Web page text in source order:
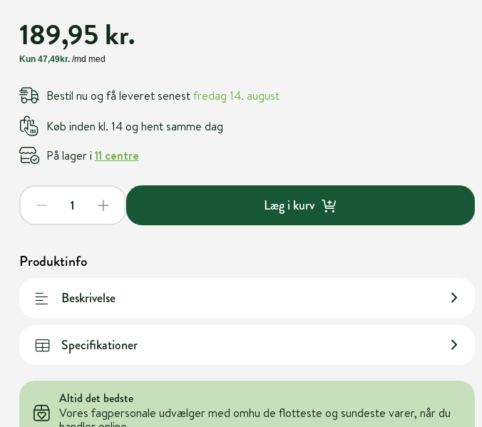
189,95 kr.
Bestil nu og få leveret senestfredag 14. august
Køb inden kl. 14 og hent samme dag
På lager i 11 centre
Læg i kurv
Produktinfo
Beskrivelse
Specifikationer
Altid det bedste
Vores fagpersonale udvælger med omhu de flotteste og sundeste varer, når du